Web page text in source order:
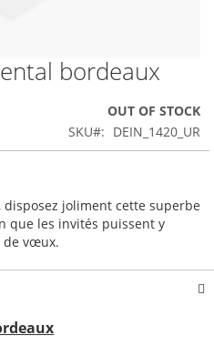
bordeaux
OUT OF STOCK
SKU
DEIN_1420_UR
disposez joliment cette superbe
que les invités puissent y
de vœux.